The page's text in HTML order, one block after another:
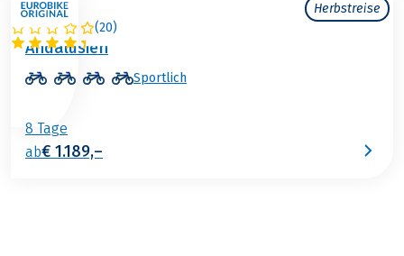
Herbstreise
(20)
SPANIEN
Andalusien
Sportlich
8 Tage
ab€ 1.189,–